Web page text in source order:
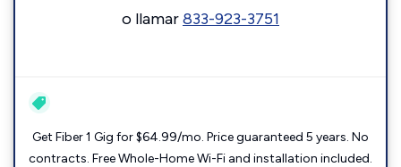
o llamar833-923-3751
Get Fiber 1 Gig for $64.99/mo. Price guaranteed 5 years. No
contracts. Free Whole-Home Wi-Fi and installation included.